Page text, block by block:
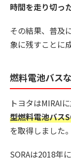
時間を走り切っ
その結果、普及
象に残すことに
燃料電池バス
トヨタはMIRAI
型燃料電池バス
を取得しました。
SORAは2018年